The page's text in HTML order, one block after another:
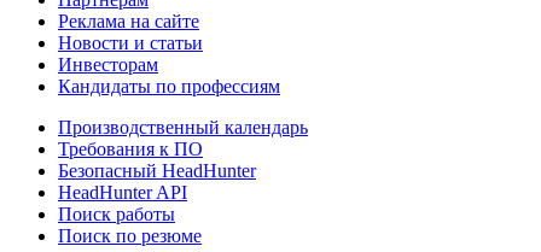
Реклама на сайте
Новости и статьи
Инвесторам
Кандидаты по профессиям
Производственный календарь
Требования к ПО
Безопасный HeadHunter
HeadHunter API
Поиск работы
Поиск по резюме